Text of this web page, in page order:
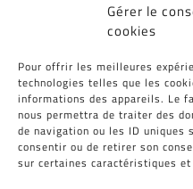
Gérer le
cookies
Pour offrir les meilleures
technologies telles que les
informations des appareils. Le
nous permettra de traiter des
de navigation ou les ID uniques
consentir ou de retirer son
sur certaines caractéristiques
Facebook
TwitterReddit